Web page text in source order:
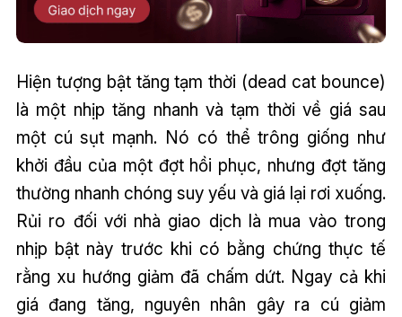
Hiện tượng bật tăng tạm thời (dead cat bounce)
là một nhịp tăng nhanh và tạm thời về giá sau
một cú sụt mạnh. Nó có thể trông giống như
khởi đầu của một đợt hồi phục, nhưng đợt tăng
thường nhanh chóng suy yếu và giá lại rơi xuống.
Rủi ro đối với nhà giao dịch là mua vào trong
nhịp bật này trước khi có bằng chứng thực tế
rằng xu hướng giảm đã chấm dứt. Ngay cả khi
giá đang tăng, nguyên nhân gây ra cú giảm